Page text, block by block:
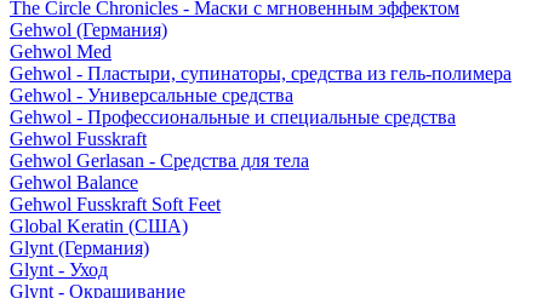
The Circle Chronicles - Маски с мгновенным эффектом
Gehwol (Германия)
Gehwol Med
Gehwol - Пластыри, супинаторы, средства из гель-полимера
Gehwol - Универсальные средства
Gehwol - Профессиональные и специальные средства
Gehwol Fusskraft
Gehwol Gerlasan - Средства для тела
Gehwol Balance
Gehwol Fusskraft Soft Feet
Global Keratin (США)
Glynt (Германия)
Glynt - Уход
Glynt - Окрашивание